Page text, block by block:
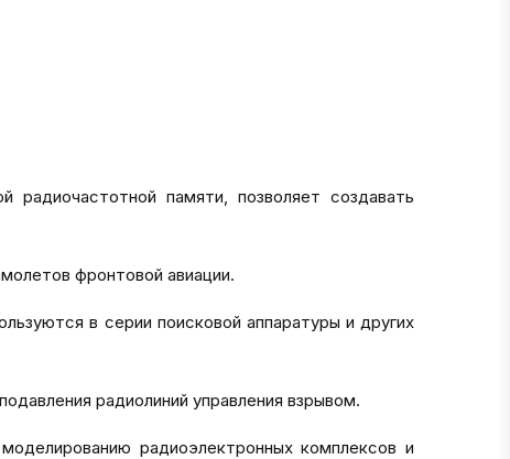
памяти, позволяет создавать
фронтовой авиации.
в серии поисковой аппаратуры и других
радиолиний управления взрывом.
радиоэлектронных комплексов и